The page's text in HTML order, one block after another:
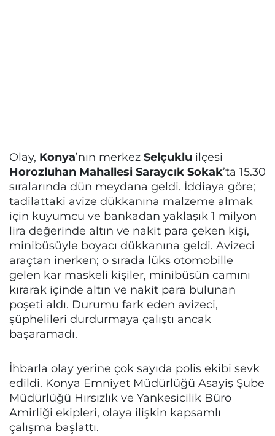
Olay, Konya’nın merkez Selçuklu ilçesi
Horozluhan Mahallesi Saraycık Sokak’ta 15.30
sıralarında dün meydana geldi. İddiaya göre;
tadilattaki avize dükkanına malzeme almak
için kuyumcu ve bankadan yaklaşık 1 milyon
lira değerinde altın ve nakit para çeken kişi,
minibüsüyle boyacı dükkanına geldi. Avizeci
araçtan inerken; o sırada lüks otomobille
gelen kar maskeli kişiler, minibüsün camını
kırarak içinde altın ve nakit para bulunan
poşeti aldı. Durumu fark eden avizeci,
şüphelileri durdurmaya çalıştı ancak
başaramadı.
İhbarla olay yerine çok sayıda polis ekibi sevk
edildi. Konya Emniyet Müdürlüğü Asayiş Şube
Müdürlüğü Hırsızlık ve Yankesicilik Büro
Amirliği ekipleri, olaya ilişkin kapsamlı
çalışma başlattı.